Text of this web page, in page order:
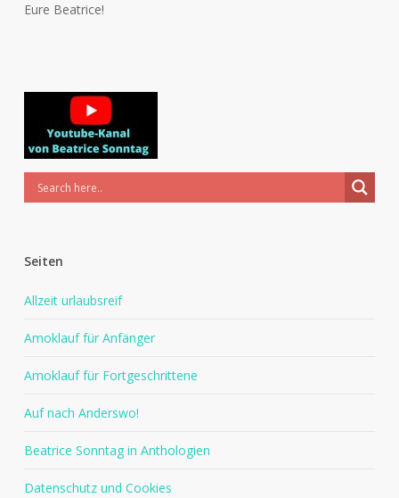
Eure Beatrice!
Seiten
Allzeit urlaubsreif
Amoklauf für Anfänger
Amoklauf für Fortgeschrittene
Auf nach Anderswo!
Beatrice Sonntag in Anthologien
Datenschutz und Cookies